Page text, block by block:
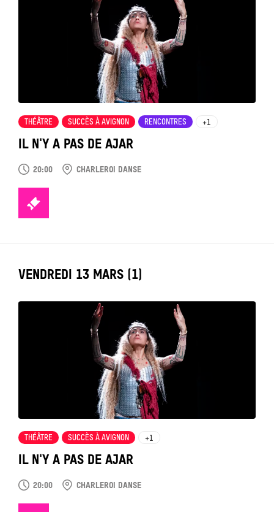
IL N'Y A PAS DE AJAR
THÉÂTRE SUCCÈS À AVIGNON RENCONTRES +1
20:00 CHARLEROI DANSE
TICKETS
LABEL_DATE
VENDREDI 13 MARS (1)
IL N'Y A PAS DE AJAR
THÉÂTRE SUCCÈS À AVIGNON +1
20:00 CHARLEROI DANSE